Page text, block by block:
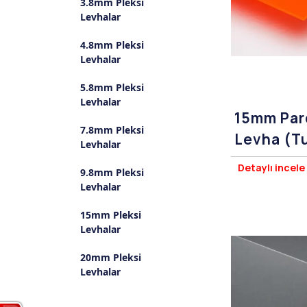
Levhalar
4.8mm Pleksi
Levhalar
5.8mm Pleksi
Levhalar
7.8mm Pleksi
Levhalar
9.8mm Pleksi
Levhalar
15mm Pleksi
Levhalar
20mm Pleksi
Levhalar
15mm
Levha
Detaylı incele